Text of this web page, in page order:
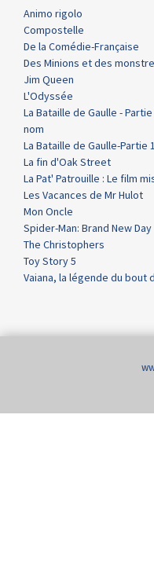
Animo rigolo
Compostelle
De la Comédie-Française
Des Minions et des
Jim Queen
L'Odyssée
La Bataille de Gaulle -
nom
La Bataille de Gaulle-Partie
La fin d'Oak Street
La Pat' Patrouille : Le film
Les Vacances de Mr Hulot
Mon Oncle
Spider-Man: Brand New Day
The Christophers
Toy Story 5
Vaiana, la légende du bout